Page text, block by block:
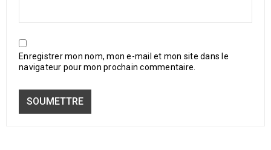
Enregistrer mon nom, mon e-mail et mon site dans le
navigateur pour mon prochain commentaire.